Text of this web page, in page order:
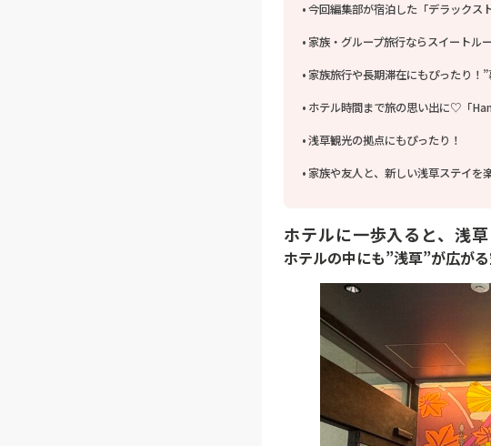
今回編集部が宿泊した「デラックス
家族・グループ旅行ならスイートル
家族旅行や長期滞在にもぴったり！
ホテル時間まで旅の思い出に♡「
浅草観光の拠点にもぴったり！
家族や友人と、新しい浅草ステイを
ホテルに一歩入ると、浅
ホテルの中にも”浅草”が広が